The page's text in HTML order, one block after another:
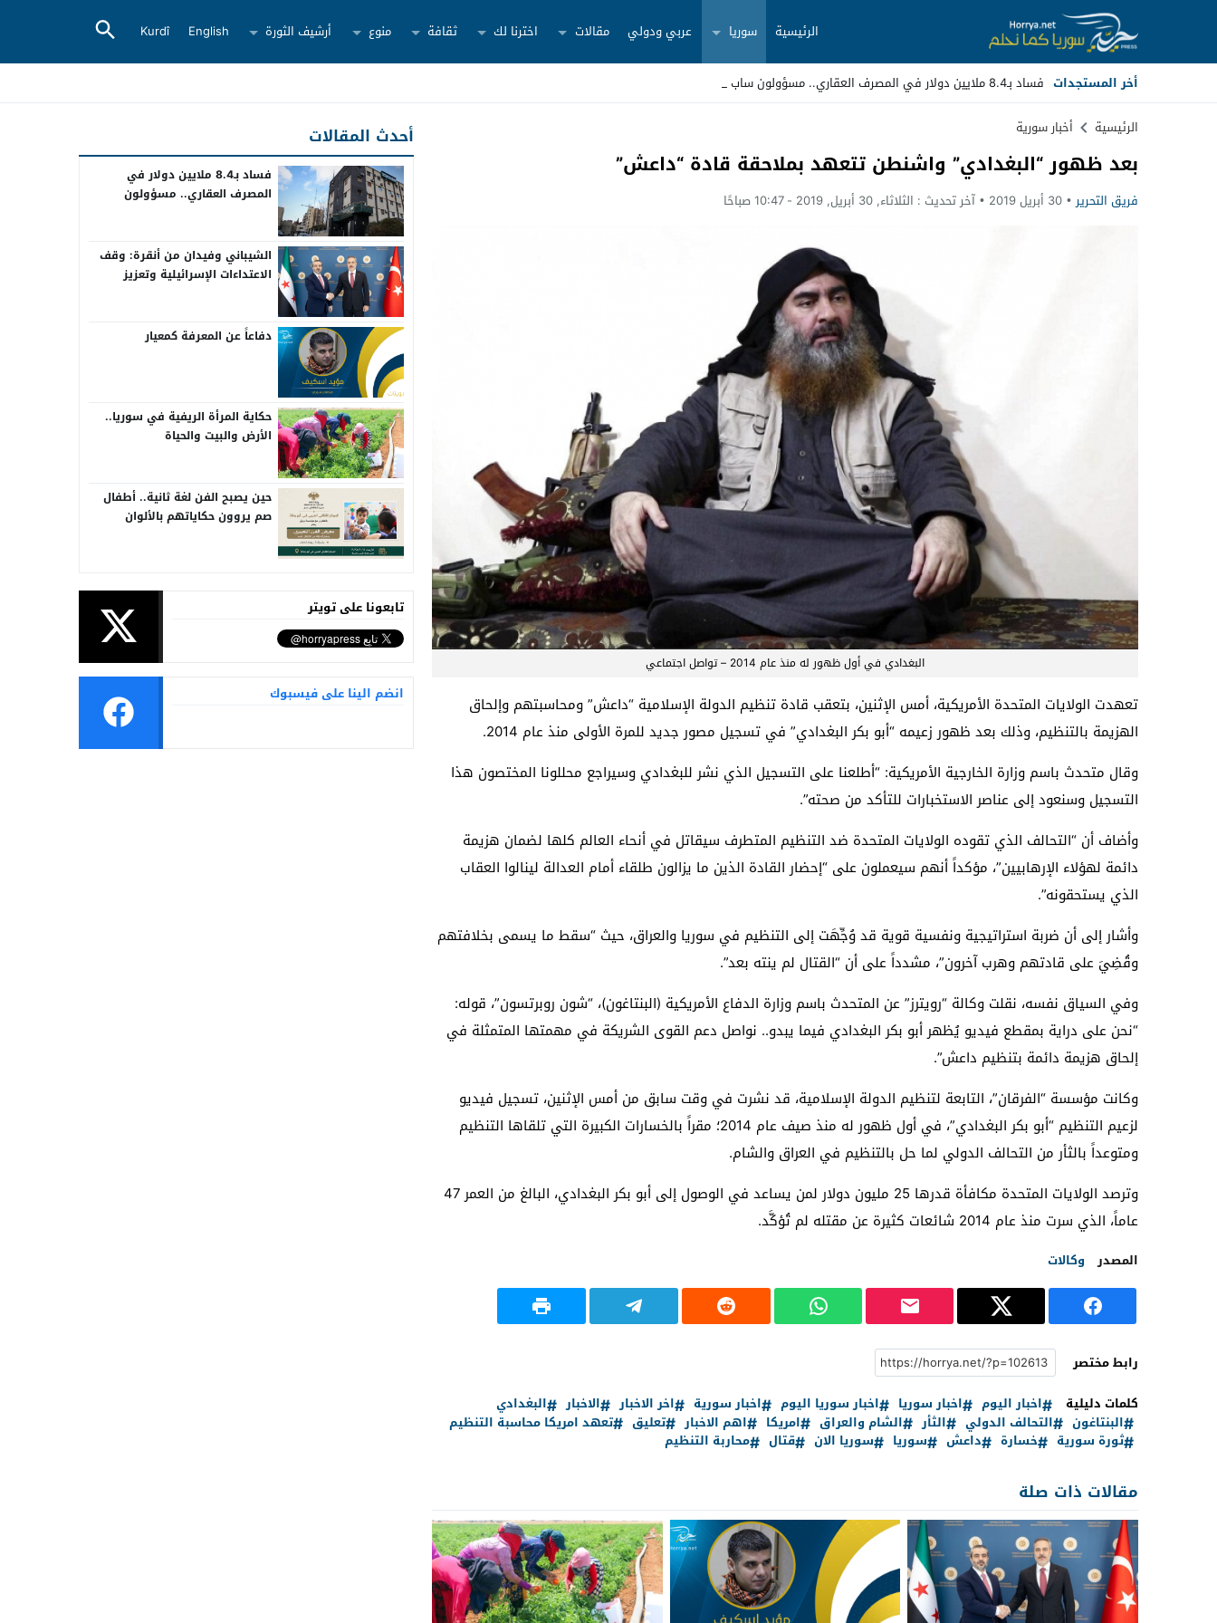
الرئيسية سوريا عربي ودولي مقالات اخترنا لك ثقافة منوع أرشيف الثورة English
Kurdî
أخر المستجدات فساد بـ8.4 ملايين دولار في المصرف العقاري.. مسؤولون سابقون أمام _
Stop
Previous
Next
الرئيسية أخبار سورية
بعد ظهور “البغدادي” واشنطن تتعهد بملاحقة قادة “داعش”
فريق التحرير 30 أبريل 2019 آخر تحديث : الثلاثاء, 30 أبريل, 2019 - 10:47 صباحًا
البغدادي في أول ظهور له منذ عام 2014 – تواصل اجتماعي
تعهدت الولايات المتحدة الأمريكية، أمس الإثنين، بتعقب قادة تنظيم الدولة الإسلامية “داعش” ومحاسبتهم وإلحاق
الهزيمة بالتنظيم، وذلك بعد ظهور زعيمه “أبو بكر البغدادي” في تسجيل مصور جديد للمرة الأولى منذ عام 2014.
وقال متحدث باسم وزارة الخارجية الأمريكية: “أطلعنا على التسجيل الذي نشر للبغدادي وسيراجع محللونا المختصون هذا
التسجيل وسنعود إلى عناصر الاستخبارات للتأكد من صحته”.
وأضاف أن “التحالف الذي تقوده الولايات المتحدة ضد التنظيم المتطرف سيقاتل في أنحاء العالم كلها لضمان هزيمة
دائمة لهؤلاء الإرهابيين”، مؤكداً أنهم سيعملون على “إحضار القادة الذين ما يزالون طلقاء أمام العدالة لينالوا العقاب
الذي يستحقونه”.
وأشار إلى أن ضربة استراتيجية ونفسية قوية قد وُجِّهَت إلى التنظيم في سوريا والعراق، حيث “سقط ما يسمى بخلافتهم
وقُضِيَ على قادتهم وهرب آخرون”، مشدداً على أن “القتال لم ينته بعد”.
وفي السياق نفسه، نقلت وكالة “رويترز” عن المتحدث باسم وزارة الدفاع الأمريكية (البنتاغون)، “شون روبرتسون”، قوله:
“نحن على دراية بمقطع فيديو يُظهر أبو بكر البغدادي فيما يبدو.. نواصل دعم القوى الشريكة في مهمتها المتمثلة في
إلحاق هزيمة دائمة بتنظيم داعش”.
وكانت مؤسسة “الفرقان”، التابعة لتنظيم الدولة الإسلامية، قد نشرت في وقت سابق من أمس الإثنين، تسجيل فيديو
لزعيم التنظيم “أبو بكر البغدادي”، في أول ظهور له منذ صيف عام 2014؛ مقراً بالخسارات الكبيرة التي تلقاها التنظيم
ومتوعداً بالثأر من التحالف الدولي لما حل بالتنظيم في العراق والشام.
وترصد الولايات المتحدة مكافأة قدرها 25 مليون دولار لمن يساعد في الوصول إلى أبو بكر البغدادي، البالغ من العمر 47
عاماً، الذي سرت منذ عام 2014 شائعات كثيرة عن مقتله لم تُؤكَّد.
المصدر وكالات
رابط مختصر
كلمات دليلية
اخبار اليوم اخبار سوريا اخبار سوريا اليوم اخبار سورية اخر الاخبار الاخبار
البغدادي
البنتاغون
التحالف الدولي الثأر الشام والعراق امريكا اهم الاخبار تعليق
تعهد امريكا محاسبة التنظيم
ثورة سورية
خسارة داعش سوريا سوريا الان قتال محاربة التنظيم
مقالات ذات صلة
أحدث المقالات
فساد بـ8.4 ملايين دولار في
المصرف العقاري.. مسؤولون
الشيباني وفيدان من أنقرة: وقف
الاعتداءات الإسرائيلية وتعزيز
دفاعاً عن المعرفة كمعيار
حكاية المرأة الريفية في سوريا..
الأرض والبيت والحياة
حين يصبح الفن لغة ثانية.. أطفال
صم يروون حكاياتهم بالألوان
انضم الينا على فيسبوك
تابعونا على تويتر